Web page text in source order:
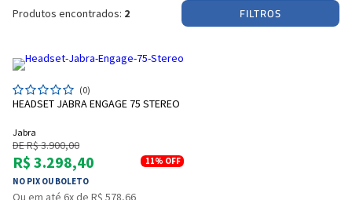
Produtos encontrados: 2 FILTROS
(0)
HEADSET JABRA ENGAGE 75 STEREO
Jabra
DE R$ 3.900,00
R$ 3.298,40
NO PIX OU BOLETO
11% OFF
Ou em até 6x de R$ 578,66